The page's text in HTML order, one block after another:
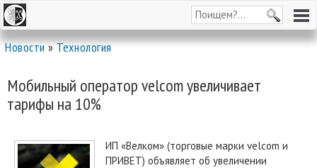
Новости»Технология
Мобильный оператор velcom увеличивает
тарифы на 10%
ИП «Велком» (торговые марки velcom и
ПРИВЕТ) объявляет об увеличении